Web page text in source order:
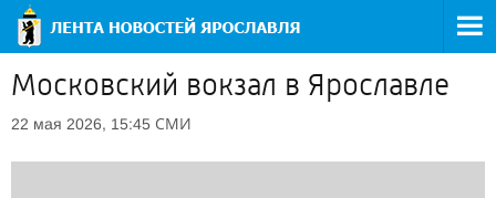
Московский вокзал в Ярославле
22 мая 2026, 15:45 СМИ